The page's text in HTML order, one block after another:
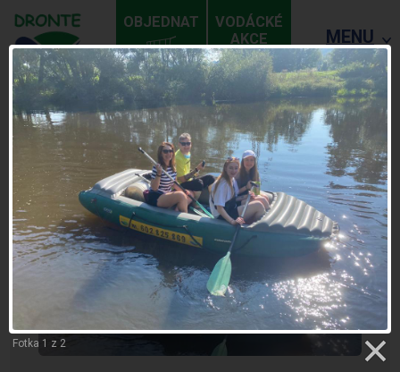
OBJEDNAT
VODÁCKÉ
AKCE
MENU
ZPĚT
RAFT 4MÍSTNÝ
Fotka 1 z 2